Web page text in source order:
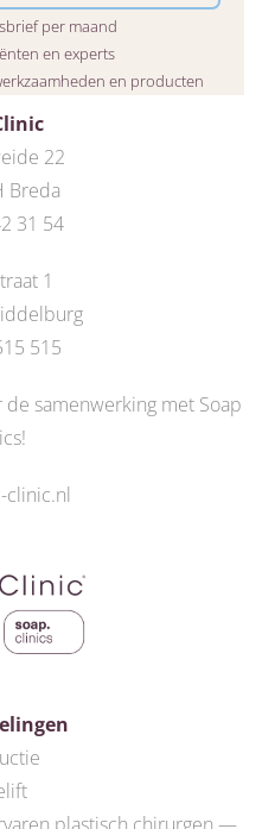
22
Breda
31 54
1
515
de samenwerking met Soap
!
clinic.nl
per maand
en experts
en producten